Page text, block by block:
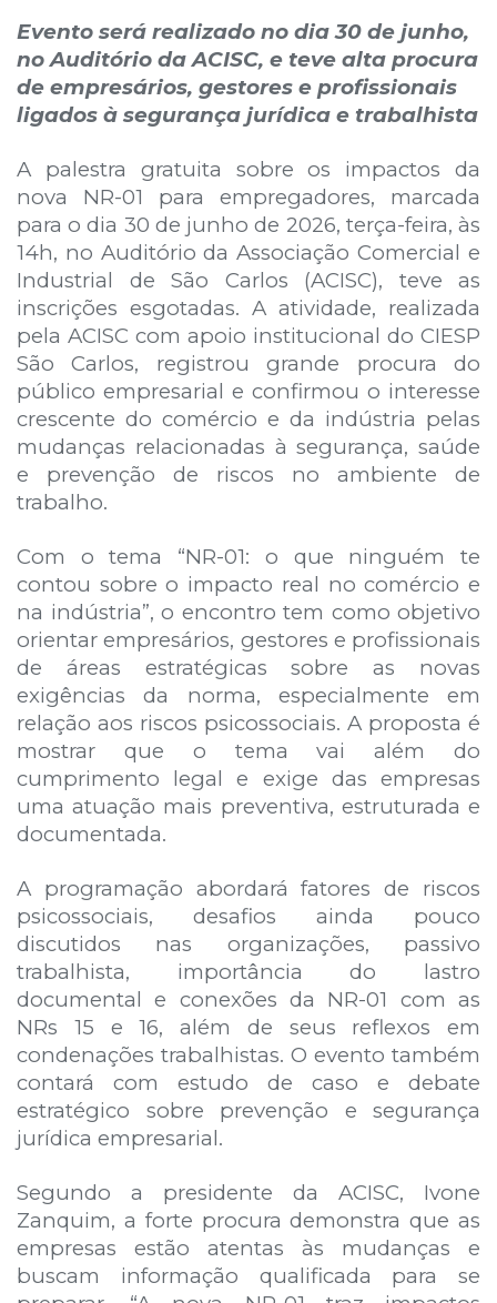
Evento será realizado no dia 30 de junho,
no Auditório da ACISC, e teve alta procura
de empresários, gestores e profissionais
ligados à segurança jurídica e trabalhista
A palestra gratuita sobre os impactos da
nova NR-01 para empregadores, marcada
para o dia 30 de junho de 2026, terça-feira, às
14h, no Auditório da Associação Comercial e
Industrial de São Carlos (ACISC), teve as
inscrições esgotadas. A atividade, realizada
pela ACISC com apoio institucional do CIESP
São Carlos, registrou grande procura do
público empresarial e confirmou o interesse
crescente do comércio e da indústria pelas
mudanças relacionadas à segurança, saúde
e prevenção de riscos no ambiente de
trabalho.
Com o tema “NR-01: o que ninguém te
contou sobre o impacto real no comércio e
na indústria”, o encontro tem como objetivo
orientar empresários, gestores e profissionais
de áreas estratégicas sobre as novas
exigências da norma, especialmente em
relação aos riscos psicossociais. A proposta é
mostrar que o tema vai além do
cumprimento legal e exige das empresas
uma atuação mais preventiva, estruturada e
documentada.
A programação abordará fatores de riscos
psicossociais, desafios ainda pouco
discutidos nas organizações, passivo
trabalhista, importância do lastro
documental e conexões da NR-01 com as
NRs 15 e 16, além de seus reflexos em
condenações trabalhistas. O evento também
contará com estudo de caso e debate
estratégico sobre prevenção e segurança
jurídica empresarial.
Segundo a presidente da ACISC, Ivone
Zanquim, a forte procura demonstra que as
empresas estão atentas às mudanças e
buscam informação qualificada para se